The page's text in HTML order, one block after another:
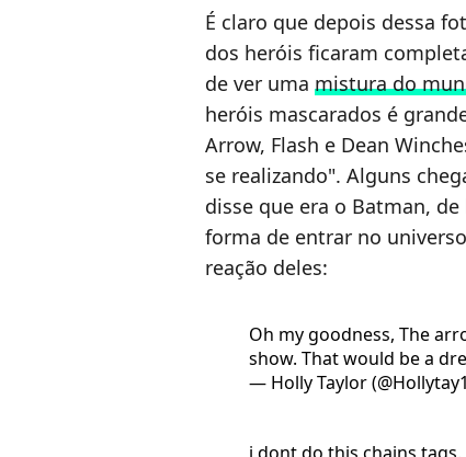
É claro que depois dessa
dos heróis ficaram
de ver uma mistura do
heróis mascarados é
Arrow, Flash e Dean
se realizando". Alguns
disse que era o Batman,
forma de entrar no
reação deles:
Oh my goodness, The
show. That would be a
— Holly Taylor
i dont do this chains